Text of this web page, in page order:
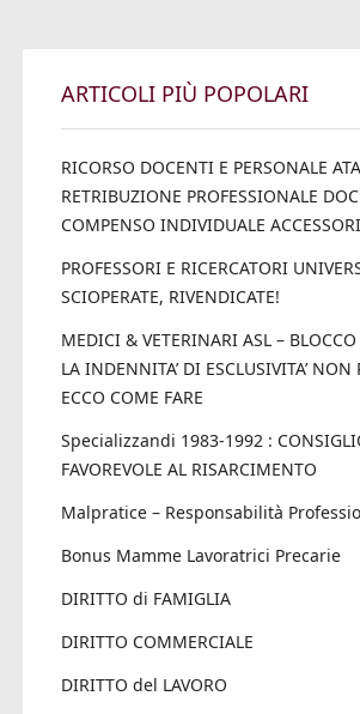
ARTICOLI PIÙ POPOLARI
RICORSO DOCENTI E PERSONALE
RETRIBUZIONE PROFESSIONALE
COMPENSO INDIVIDUALE
PROFESSORI E RICERCATORI
SCIOPERATE, RIVENDICATE!
MEDICI & VETERINARI ASL –
LA INDENNITA’ DI ESCLUSIVITA’ NON
ECCO COME FARE
Specializzandi 1983-1992 :
FAVOREVOLE AL RISARCIMENTO
Malpratice – Responsabilità
Bonus Mamme Lavoratrici Precarie
DIRITTO di FAMIGLIA
DIRITTO COMMERCIALE
DIRITTO del LAVORO